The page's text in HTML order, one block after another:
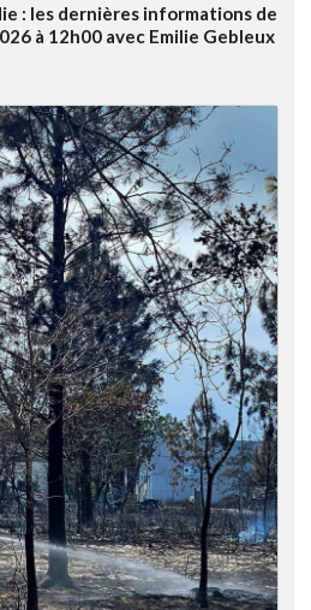
: les dernières informations de
à 12h00 avec Emilie Gebleux